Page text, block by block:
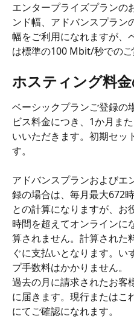
エンタープライズプラン
ンド幅、アドバンスプラ
幅をご利用になれますが、
は標準の100 Mbit/秒でのご
ホスティング料
ベーシックプランご登録の
ビス料金につき、1か月ま
いいただきます。初期セッ
す。
アドバンスプランおよびエ
録の場合は、毎月最大672
との計算になりますが、お
時間を超えてオンラインに
算されません。計算された
ぐに支払いとなります。い
プ手数料はかかりません。
過去の月に請求されたお客
に届きます。現行またはこ
にてご確認になれます。